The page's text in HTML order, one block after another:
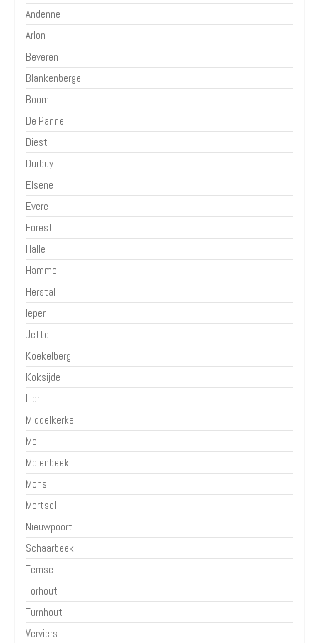
Andenne
Arlon
Beveren
Blankenberge
Boom
De Panne
Diest
Durbuy
Elsene
Evere
Forest
Halle
Hamme
Herstal
Ieper
Jette
Koekelberg
Koksijde
Lier
Middelkerke
Mol
Molenbeek
Mons
Mortsel
Nieuwpoort
Schaarbeek
Temse
Torhout
Turnhout
Verviers